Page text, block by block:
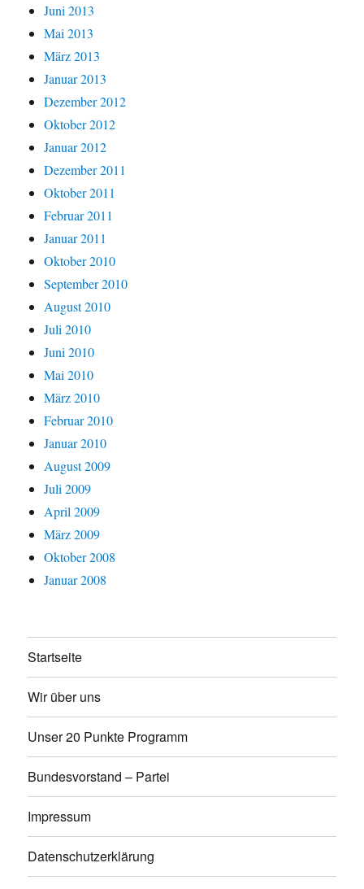
Juni 2013
Mai 2013
März 2013
Januar 2013
Dezember 2012
Oktober 2012
Januar 2012
Dezember 2011
Oktober 2011
Februar 2011
Januar 2011
Oktober 2010
September 2010
August 2010
Juli 2010
Juni 2010
Mai 2010
März 2010
Februar 2010
Januar 2010
August 2009
Juli 2009
April 2009
März 2009
Oktober 2008
Januar 2008
Startseite
Wir über uns
Unser 20 Punkte Programm
Bundesvorstand – Partei
Impressum
Datenschutzerklärung